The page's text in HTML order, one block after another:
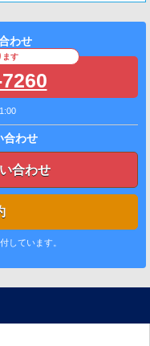
わせ
ます
合わせ
合わせ
しています。